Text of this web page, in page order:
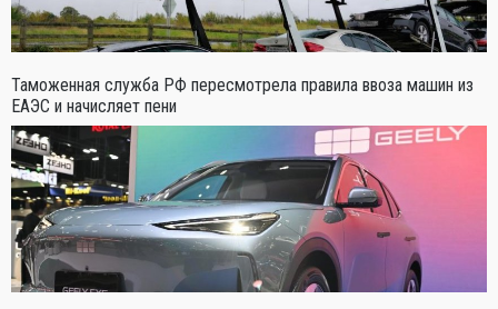
Таможенная служба РФ пересмотрела правила ввоза машин из
ЕАЭС и начисляет пени